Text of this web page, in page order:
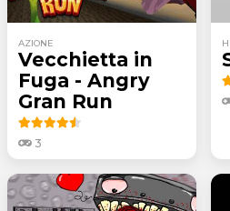
AZIONE
Vecchietta in
Fuga - Angry
Gran Run
3